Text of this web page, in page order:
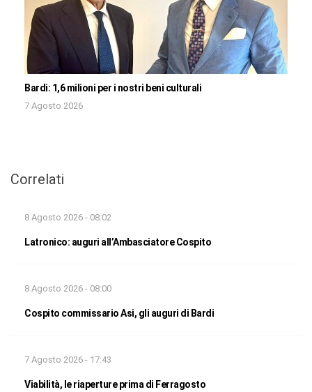
Bardi: 1,6 milioni per i nostri beni culturali
7 Agosto 2026
Correlati
8 Agosto 2026 - 08:02
Latronico: auguri all’Ambasciatore Cospito
8 Agosto 2026 - 08:00
Cospito commissario Asi, gli auguri di Bardi
7 Agosto 2026 - 17:43
Viabilità, le riaperture prima di Ferragosto